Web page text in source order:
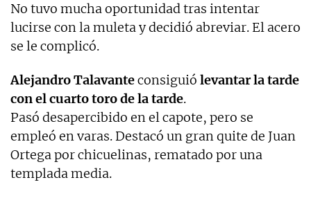
No tuvo mucha oportunidad tras intentar
lucirse con la muleta y decidió abreviar. El acero
se le complicó.
Alejandro Talavanteconsiguió levantar la tarde
con el cuarto toro de la tarde.
Pasó desapercibido en el capote, pero se
empleó en varas. Destacó un gran quite de Juan
Ortega por chicuelinas, rematado por una
templada media.